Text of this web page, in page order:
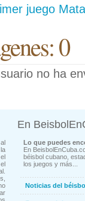
juego
0
no ha
En
Lo que puedes
En
béisbol cubano,
los juegos y más...
Noticias del